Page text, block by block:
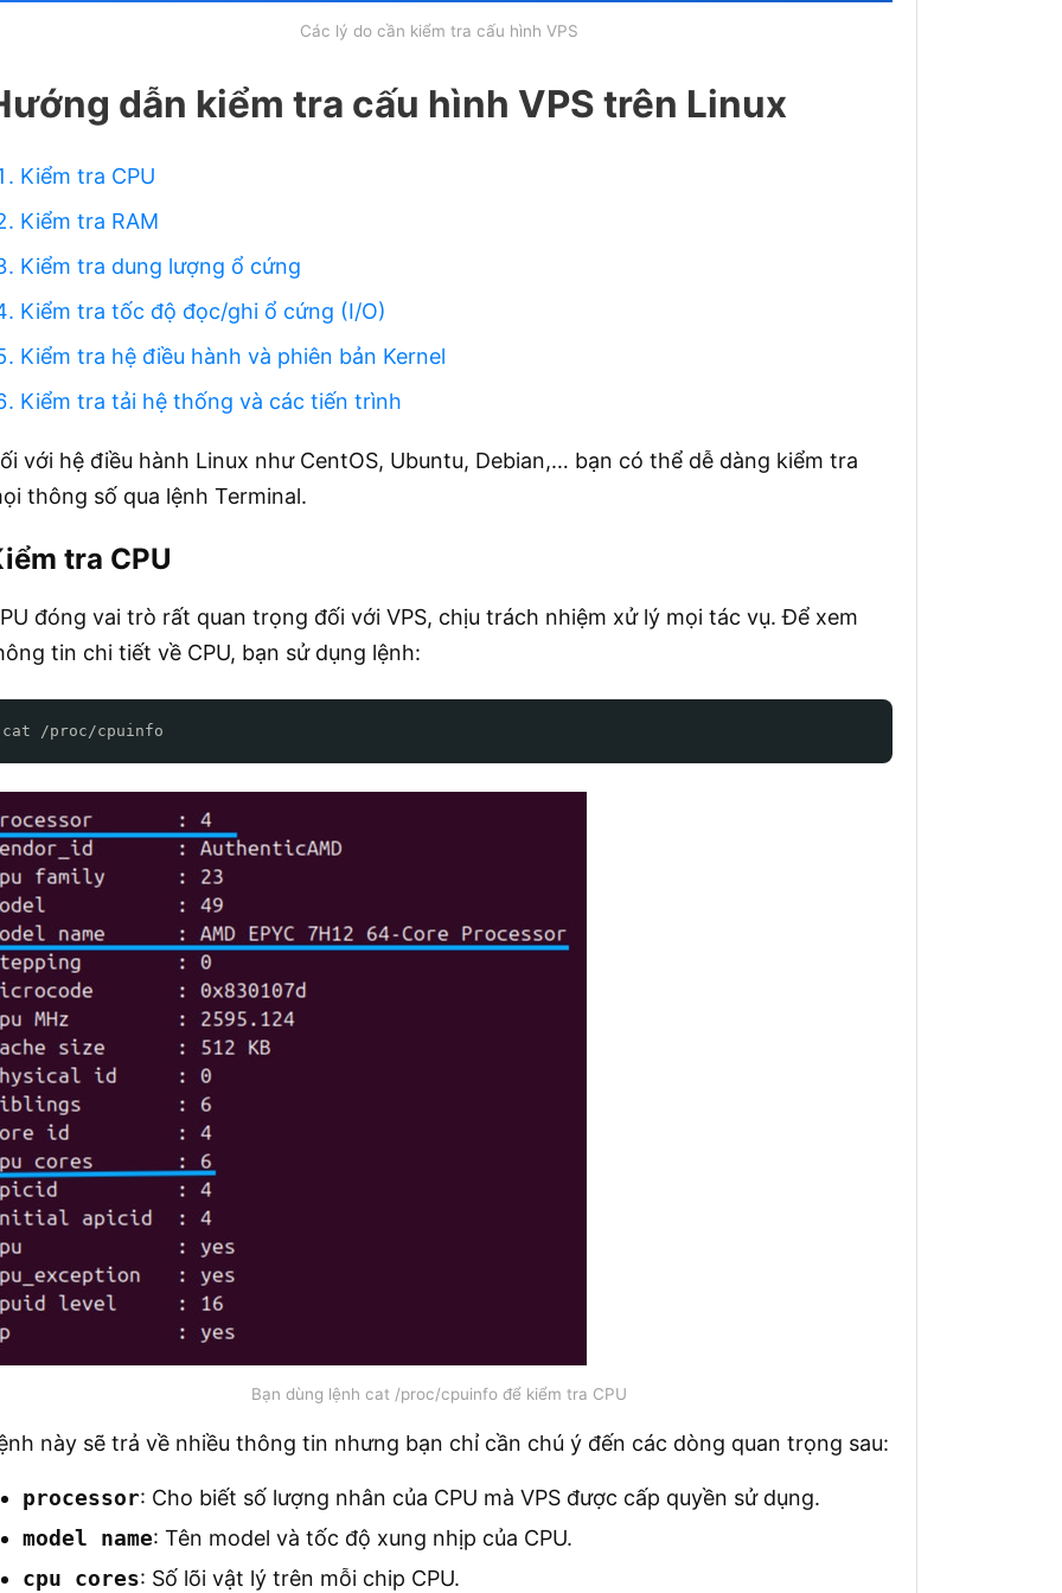
Các lý do cần kiểm tra cấu hình VPS
dẫn kiểm tra cấu hình VPS trên Linux
Kiểm tra CPU
Kiểm tra RAM
Kiểm tra dung lượng ổ cứng
Kiểm tra tốc độ đọc/ghi ổ cứng (I/O)
Kiểm tra hệ điều hành và phiên bản Kernel
Kiểm tra tải hệ thống và các tiến trình
với hệ điều hành Linux như CentOS, Ubuntu, Debian,… bạn có thể dễ dàng kiểm tra
thông số qua lệnh Terminal.
tra CPU
đóng vai trò rất quan trọng đối với VPS, chịu trách nhiệm xử lý mọi tác vụ. Để xem
tin chi tiết về CPU, bạn sử dụng lệnh:
cat /proc/cpuinfo
Bạn dùng lệnh cat /proc/cpuinfo để kiểm tra CPU
này sẽ trả về nhiều thông tin nhưng bạn chỉ cần chú ý đến các dòng quan trọng sau:
processor: Cho biết số lượng nhân của CPU mà VPS được cấp quyền sử dụng.
model name: Tên model và tốc độ xung nhịp của CPU.
cpu cores: Số lõi vật lý trên mỗi chip CPU.